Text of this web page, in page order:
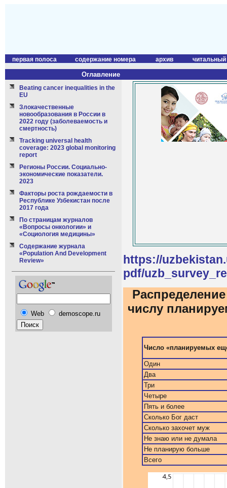
первая полоса содержание номера архив читальный
Оглавление
Beating cancer inequalities in the
EU
Злокачественные
новообразования в России в
2022 году (заболеваемость и
смертность)
Tracking universal health
coverage: 2023 global monitoring
report
Регионы России. Социально-
экономические показатели.
2023
Факторы роста рождаемости в
Республике Узбекистан после
2017 года
По страницам журналов
«Вопросы онкологии» и
«Социология медицины»
Содержание журнала
«Population And Development
Review»
Web demoscope.ru
https://
pdf/
числу
Число «планируемых
Один
Два
Три
Четыре
Пять и более
Сколько Бог даст
Сколько захочет муж
Не знаю или не думала
Не планирую больше
Всего